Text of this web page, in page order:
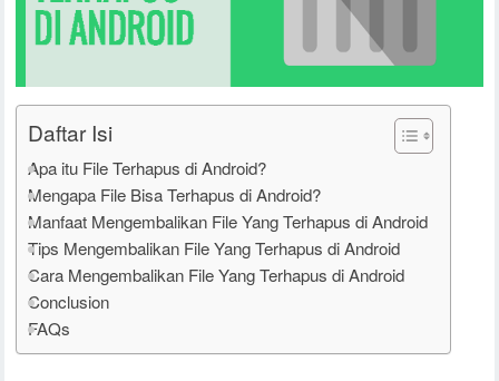
Daftar Isi
Apa itu File Terhapus di Android?
Mengapa File Bisa Terhapus di Android?
Manfaat Mengembalikan File Yang Terhapus di Android
Tips Mengembalikan File Yang Terhapus di Android
Cara Mengembalikan File Yang Terhapus di Android
Conclusion
FAQs